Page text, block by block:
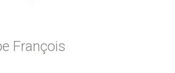
François